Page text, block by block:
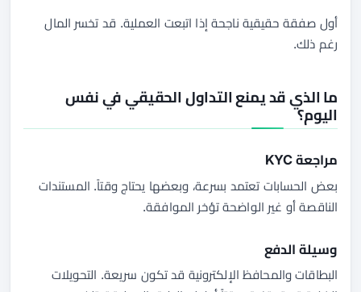
أول صفقة حقيقية ناجحة إذا اتبعت العملية. قد تخسر المال
رغم ذلك.
ما الذي قد يمنع التداول الحقيقي في نفس
اليوم؟
مراجعة KYC
بعض الحسابات تعتمد بسرعة، وبعضها يحتاج وقتاً. المستندات
الناقصة أو غير الواضحة تؤخر الموافقة.
وسيلة الدفع
البطاقات والمحافظ الإلكترونية قد تكون سريعة. التحويلات